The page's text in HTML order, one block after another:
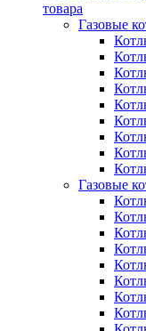
товара
Газовые
Газовые